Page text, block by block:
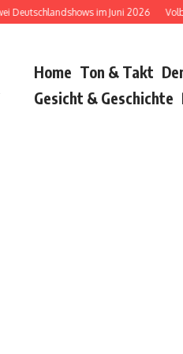
im Juni 2026 Volbeat
Home Ton & Takt
Gesicht & Geschichte